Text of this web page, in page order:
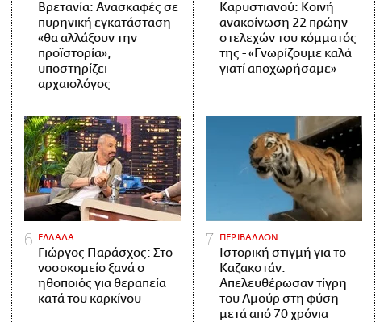
Βρετανία: Ανασκαφές σε
πυρηνική εγκατάσταση
«θα αλλάξουν την
προϊστορία»,
υποστηρίζει
αρχαιολόγος
Καρυστιανού: Κοινή
ανακοίνωση 22 πρώην
στελεχών του κόμματός
της - «Γνωρίζουμε καλά
γιατί αποχωρήσαμε»
ΕΛΛΑΔΑ
Γιώργος Παράσχος: Στο
νοσοκομείο ξανά ο
ηθοποιός για θεραπεία
κατά του καρκίνου
ΠΕΡΙΒΑΛΛΟΝ
Ιστορική στιγμή για το
Καζακστάν:
Απελευθέρωσαν τίγρη
του Αμούρ στη φύση
μετά από 70 χρόνια